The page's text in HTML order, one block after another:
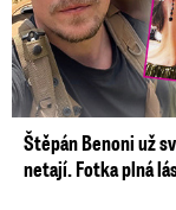
Štěpán Benoni už
netají. Fotka plná